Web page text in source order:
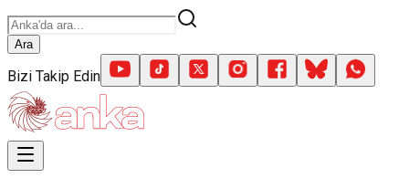
Ara
Bizi Takip Edin